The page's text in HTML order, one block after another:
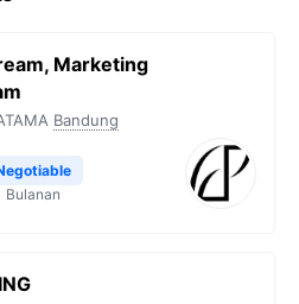
i
n
Marketing
Bandung
Bulanan